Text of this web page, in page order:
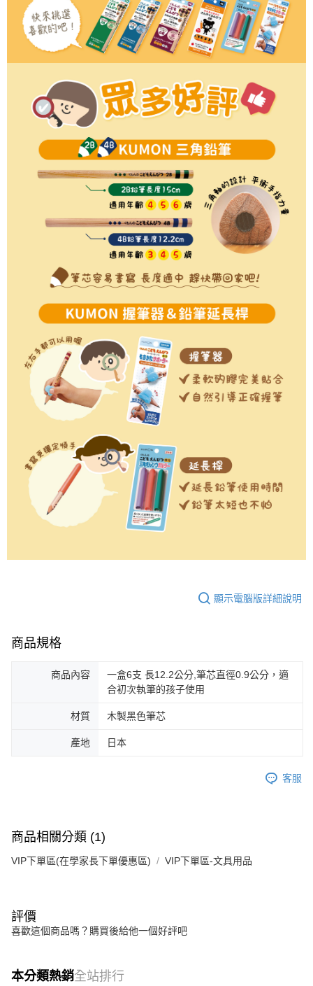
顯示電腦版詳細說明
商品規格
商品內容
一盒6支 長12.2公分,筆芯直徑0.9公分，適
合初次執筆的孩子使用
材質 木製黑色筆芯
產地 日本
客服
商品相關分類 (1)
VIP下單區(在學家長下單優惠區) VIP下單區-文具用品
評價
喜歡這個商品嗎？購買後給他一個好評吧
本分類熱銷全站排行